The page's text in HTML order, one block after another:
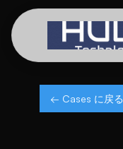
← Cases に戻る